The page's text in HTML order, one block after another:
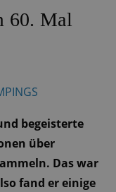
60. Mal
begeisterte
über
Das war
fand er einige